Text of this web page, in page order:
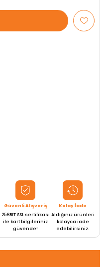
Güvenli Alışveriş
256BIT SSL sertifikası
ile kart bilgileriniz
güvende!
Kolay İade
Aldığınız ürünleri
kolayca iade
edebilirsiniz.